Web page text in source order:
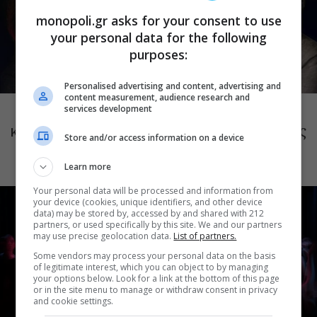
ΜΟΥΣΙΚΗ
Το Ροκ το Ελληνικό: Κώστας Τουρνάς
και Διονύσης Τσακνής στο Θέατρο Άλσος
monopoli.gr asks for your consent to use
your personal data for the following
purposes:
Personalised advertising and content, advertising and
content measurement, audience research and
services development
Store and/or access information on a device
Learn more
Your personal data will be processed and information from
your device (cookies, unique identifiers, and other device
data) may be stored by, accessed by and shared with 212
partners, or used specifically by this site. We and our partners
may use precise geolocation data. List of partners.
Some vendors may process your personal data on the basis
of legitimate interest, which you can object to by managing
your options below. Look for a link at the bottom of this page
or in the site menu to manage or withdraw consent in privacy
and cookie settings.